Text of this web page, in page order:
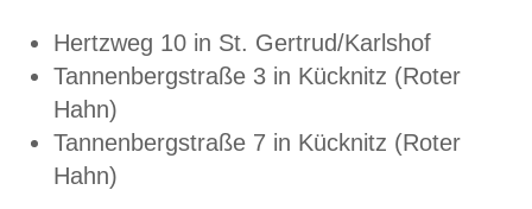
Hertzweg 10 in St. Gertrud/Karlshof
Tannenbergstraße 3 in Kücknitz (Roter
Hahn)
Tannenbergstraße 7 in Kücknitz (Roter
Hahn)